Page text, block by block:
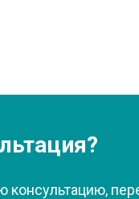
консультацию,